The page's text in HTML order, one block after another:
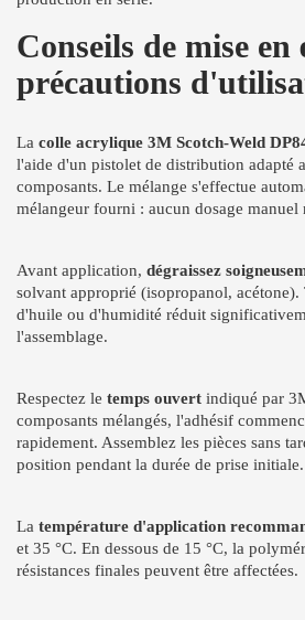
Conseils de mise
précautions
La colle acrylique 3M Scotch-Weld
l'aide d'un pistolet de distribution adapté
composants. Le mélange s'effectue
mélangeur fourni : aucun dosage manuel
Avant application, dégraissez
solvant approprié (isopropanol, acétone).
d'huile ou d'humidité réduit
l'assemblage.
Respectez le temps ouvert indiqué par
composants mélangés, l'adhésif
rapidement. Assemblez les pièces sans
position pendant la durée de prise initiale.
La température d'application
et 35 °C. En dessous de 15 °C, la
résistances finales peuvent être affectées.